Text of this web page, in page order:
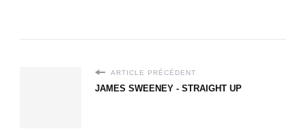
ARTICLE PRÉCÉDENT
JAMES SWEENEY - STRAIGHT UP